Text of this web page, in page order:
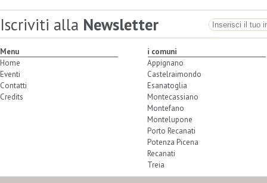
Iscriviti alla Newsletter
Menu
Home
Eventi
Contatti
Credits
i comuni
Appignano
Castelraimondo
Esanatoglia
Montecassiano
Montefano
Montelupone
Porto Recanati
Potenza Picena
Recanati
Treia